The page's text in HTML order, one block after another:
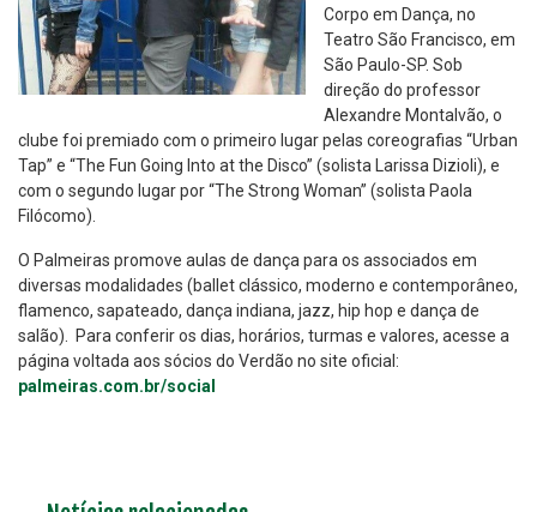
Corpo em Dança, no
Teatro São Francisco, em
São Paulo-SP. Sob
direção do professor
Alexandre Montalvão, o
clube foi premiado com o primeiro lugar pelas coreografias “Urban
Tap” e “The Fun Going Into at the Disco” (solista Larissa Dizioli), e
com o segundo lugar por “The Strong Woman” (solista Paola
Filócomo).
O Palmeiras promove aulas de dança para os associados em
diversas modalidades (ballet clássico, moderno e contemporâneo,
flamenco, sapateado, dança indiana, jazz, hip hop e dança de
salão). Para conferir os dias, horários, turmas e valores, acesse a
página voltada aos sócios do Verdão no site oficial:
palmeiras.com.br/social